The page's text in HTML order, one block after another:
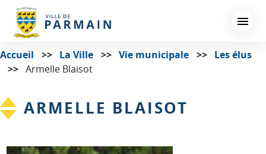
principal
Accueil La Ville Vie municipale
Les élus
Armelle Blaisot
ARMELLE BLAISOT